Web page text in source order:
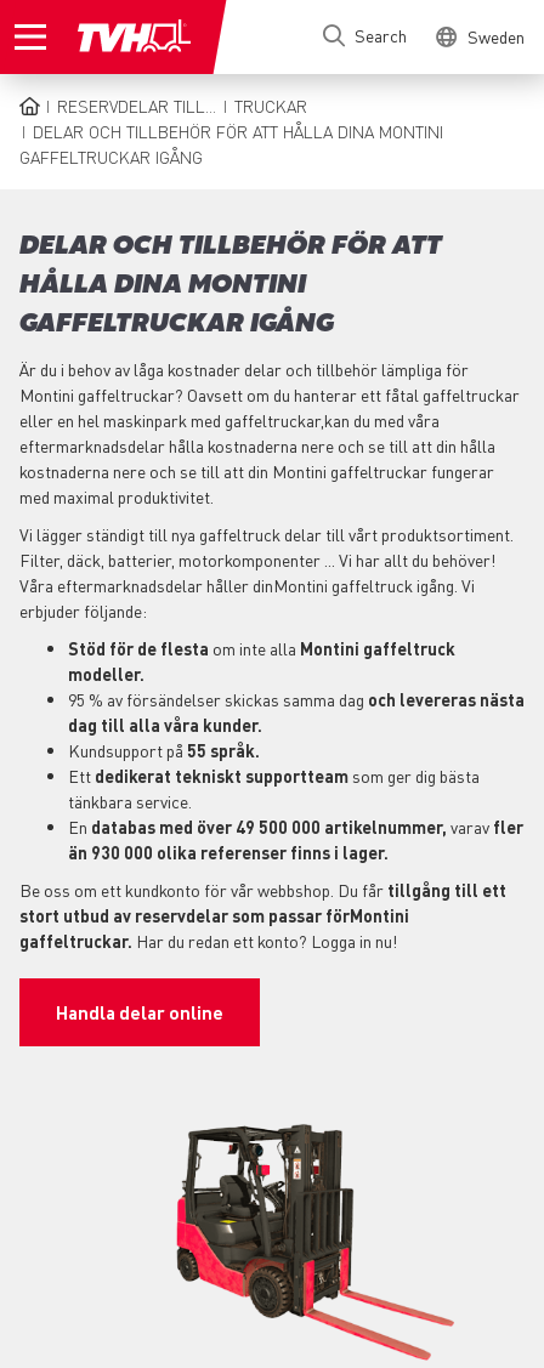
to
Search Sweden
BREADCRUMB
RESERVDELAR TILL...
TRUCKAR
DELAR OCH TILLBEHÖR FÖR ATT HÅLLA DINA MONTINI
GAFFELTRUCKAR IGÅNG
DELAR OCH TILLBEHÖR FÖR ATT
HÅLLA DINA MONTINI
GAFFELTRUCKAR IGÅNG
Är du i behov av låga kostnader delar och tillbehör lämpliga för
Montini gaffeltruckar? Oavsett om du hanterar ett fåtal gaffeltruckar
eller en hel maskinpark med gaffeltruckar,kan du med våra
eftermarknadsdelar hålla kostnaderna nere och se till att din hålla
kostnaderna nere och se till att din Montini gaffeltruckar fungerar
med maximal produktivitet.
Vi lägger ständigt till nya gaffeltruck delar till vårt produktsortiment.
Filter, däck, batterier, motorkomponenter ... Vi har allt du behöver!
Våra eftermarknadsdelar håller dinMontini gaffeltruck igång. Vi
erbjuder följande:
Stöd för de flesta om inte alla Montini gaffeltruck
modeller.
95 % av försändelser skickas samma dag och levereras nästa
dag till alla våra kunder.
Kundsupport på 55 språk.
Ett dedikerat tekniskt supportteam som ger dig bästa
tänkbara service.
En databas med över 49 500 000 artikelnummer, varav fler
än 930 000 olika referenser finns i lager.
Be oss om ett kundkonto för vår webbshop. Du får tillgång till ett
stort utbud av reservdelar som passar förMontini
gaffeltruckar. Har du redan ett konto? Logga in nu!
Handla delar online